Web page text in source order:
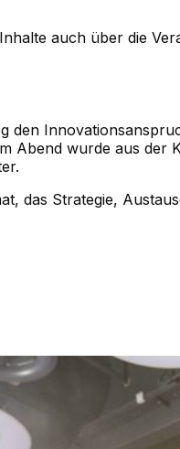
auch über die
den
Abend wurde aus der
das Strategie,